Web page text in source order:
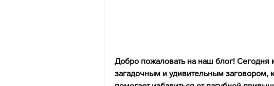
Добро пожаловать на наш блог! Сегодня
загадочным и удивительным заговором,